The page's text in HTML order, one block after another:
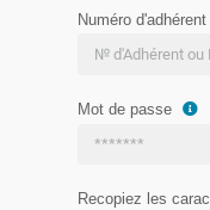
Numéro
Mot de passe
Recopiez les